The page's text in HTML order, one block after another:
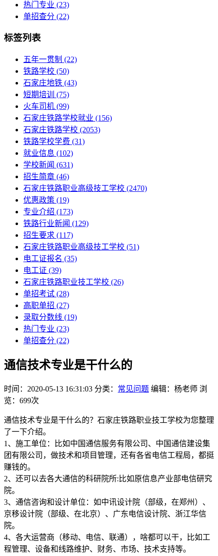
热门专业 (23)
单招查分 (22)
标签列表
五年一贯制 (22)
铁路学校 (50)
石家庄地铁 (43)
短期培训
(75)
火车司机 (99)
石家庄铁路学校就业 (156)
石家庄铁路学校 (2053)
铁路学校学费 (31)
就业信息 (102)
学校新闻 (631)
招生简章 (46)
石家庄铁路职业高级技工学校 (2470)
优惠政策 (19)
专业介绍 (173)
铁路行业新闻 (129)
招生要求 (117)
石家庄铁路职业高级技工学校​ (51)
电工证报名 (35)
电工证 (39)
石家庄铁路职业技工学校 (26)
单招考试 (28)
高职单招 (27)
录取分数线 (19)
热门专业 (23)
单招查分 (22)
通信技术专业是干什么的
时间：2020-05-13 16:31:03 分类： 常见问题 编辑：杨老师 浏
览：699次
通信技术专业是干什么的？石家庄铁路职业技工学校为您整理
了一下介绍。
1、施工单位：比如中国通信服务有限公司、中国通信建设集
团有限公司，做技术和项目管理，还有各省电信工程局，都挺
赚钱的。
2、还可以去各大通信的科研院所:比如原信息产业部电信研究
院。
3、通信咨询和设计单位：如中讯设计院（部级，在郑州）、
京移设计院（部级、在北京）、广东电信设计院、浙江华信
院。
4、各大运营商（移动、电信、联通），啥都可以干，比如工
程管理、设备和线路维护、财务、市场、技术支持等。